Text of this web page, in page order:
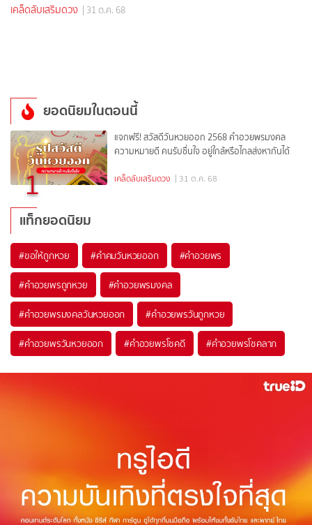
เคล็ดลับเสริมดวง | 31 ต.ค. 68
ยอดนิยมในตอนนี้
1
แจกฟรี! สวัสดีวันหวยออก 2568 คำอวยพรมงคล
ความหมายดี คนรับชื่นใจ อยู่ใกล้หรือไกลส่งหากันได้
เคล็ดลับเสริมดวง | 31 ต.ค. 68
แท็กยอดนิยม
#ขอให้ถูกหวย #คำคมวันหวยออก #คำอวยพร
#คำอวยพรถูกหวย #คำอวยพรมงคล
#คำอวยพรมงคลวันหวยออก #คำอวยพรวันถูกหวย
#คำอวยพรวันหวยออก #คำอวยพรโชคดี #คำอวยพรโชคลาภ